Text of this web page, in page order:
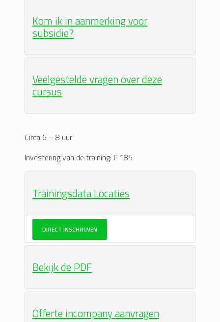
Kom ik in aanmerking voor
subsidie?
Veelgestelde vragen over deze
cursus
Circa 6 – 8 uur
Investering van de training: € 185
Trainingsdata Locaties
DIRECT INSCHRIJVEN
Bekijk de PDF
Offerte incompany aanvragen